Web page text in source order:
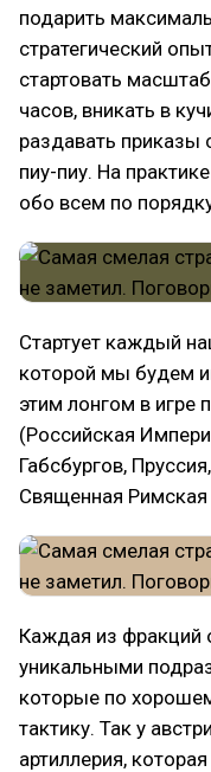
подарить
стратегический
стартовать
часов, вникать в
раздавать приказы
пиу-пиу. На
обо всем по
Стартует каждый
которой мы будем
этим лонгом в игре
(Российская
Габсбургов,
Священная
Каждая из фракций
уникальными
которые по
тактику. Так у
артиллерия,